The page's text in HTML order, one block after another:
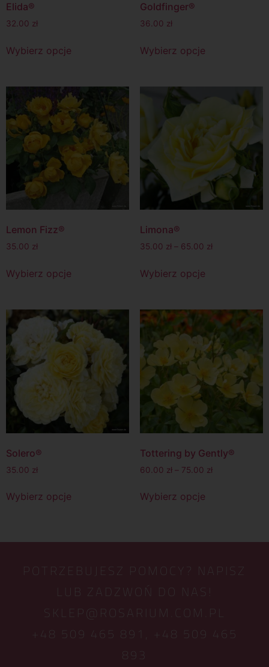
Elida®
32.00 zł
Wybierz opcje
Goldfinger®
36.00 zł
Wybierz opcje
Lemon Fizz®
35.00 zł
Wybierz opcje
Limona®
35.00 zł – 65.00 zł
Wybierz opcje
Solero®
35.00 zł
Wybierz opcje
Tottering by Gently®
60.00 zł – 75.00 zł
Wybierz opcje
POTRZEBUJESZ POMOCY? NAPISZ
LUB ZADZWOŃ DO NAS!
SKLEP@ROSARIUM.COM.PL
+48 509 465 891,
+48 509 465
893